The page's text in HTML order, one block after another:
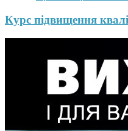
Курс підвищення